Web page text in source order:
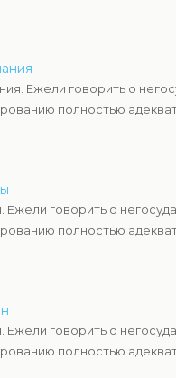
Ежели говорить о
полностью
Ежели говорить о
полностью
Ежели говорить о
полностью